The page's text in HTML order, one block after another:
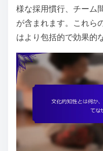
様な採用慣行、チーム
が含まれます。これら
はより包括的で効果的